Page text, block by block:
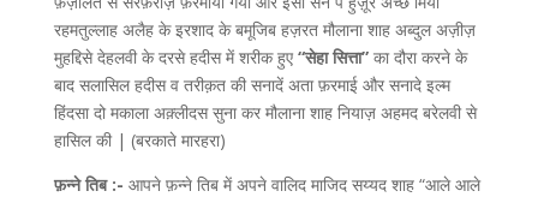
रहमतुल्लाह अलैह के इरशाद के बमूजिब हज़रत मौलाना शाह अब्दुल अज़ीज़
मुहद्दिसे देहलवी के दरसे हदीस में शरीक हुए“सेहा सित्ता”का दौरा करने के
बाद सलासिल हदीस व तरीक़त की सनादें अता फ़रमाई और सनादे इल्म
हिंदसा दो मकाला अक़्लीदस सुना कर मौलाना शाह नियाज़ अहमद बरेलवी से
हासिल की | (बरकाते मारहरा)
फ़न्ने तिब :- आपने फ़न्ने तिब में अपने वालिद माजिद सय्यद शाह “आले आले